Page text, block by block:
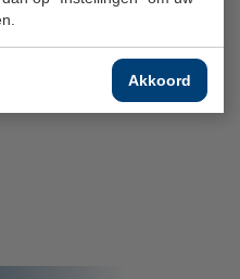
Akkoord